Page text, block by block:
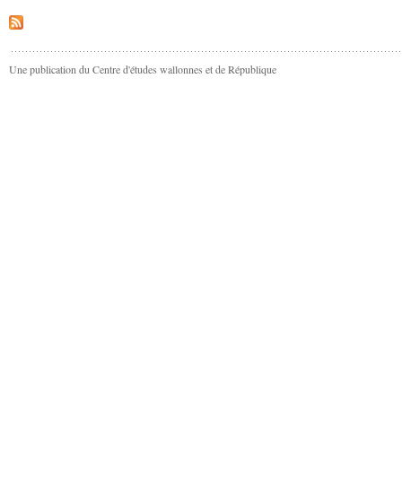
Une publication du Centre d'études wallonnes et de République